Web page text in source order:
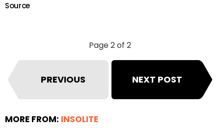
Source
Page 2 of 2
PREVIOUS NEXT POST
MORE FROM: INSOLITE